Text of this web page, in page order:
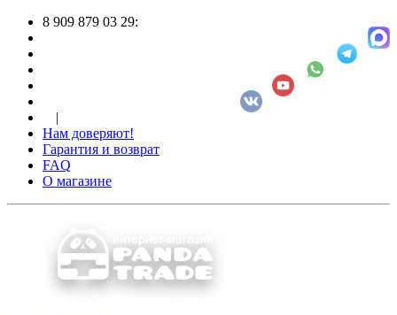
8 909 879 03 29:
|
Нам доверяют!
Гарантия и возврат
FAQ
О магазине